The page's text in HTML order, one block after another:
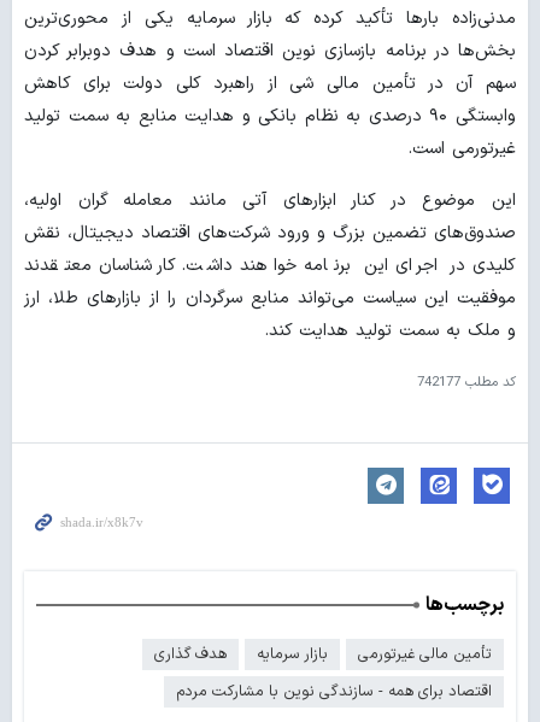
مدنی‌زاده بارها تأکید کرده که بازار سرمایه یکی از محوری‌ترین
بخش‌ها در برنامه بازسازی نوین اقتصاد است و هدف دوبرابر کردن
سهم آن در تأمین مالی شی از راهبرد کلی دولت برای کاهش
وابستگی ۹۰ درصدی به نظام بانکی و هدایت منابع به سمت تولید
غیرتورمی است.
این موضوع در کنار ابزارهای آتی مانند معامله گران اولیه،
صندوق‌های تضمین بزرگ و ورود شرکت‌های اقتصاد دیجیتال، نقش
کلیدی در اجرای این برنامه خواهند داشت. کارشناسان معتقدند
موفقیت این سیاست می‌تواند منابع سرگردان را از بازارهای طلا، ارز
و ملک به سمت تولید هدایت کند.
کد مطلب 742177
برچسب‌ها
تأمین مالی غیرتورمی بازار سرمایه
هدف گذاری
اقتصاد برای همه - سازندگی نوین با مشارکت مردم